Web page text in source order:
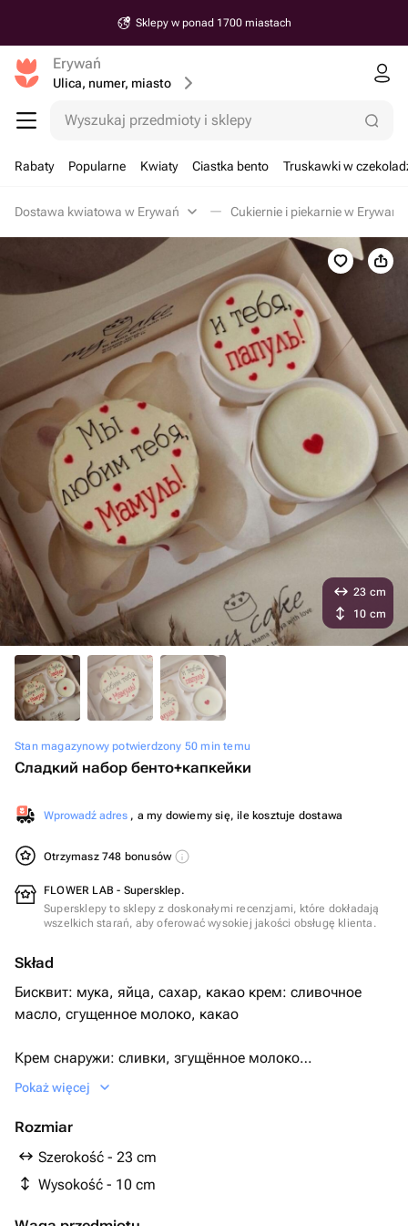
Sklepy w ponad 1700 miastach
Erywań
Ulica, numer, miasto
Wyszukaj przedmioty i sklepy
Rabaty Popularne Kwiaty Ciastka bento Truskawki w
Dostawa kwiatowa w Erywań Cukiernie i piekarnie w Erywań
Stan magazynowy potwierdzony 50 min temu
Сладкий набор бенто+капкейки
Wprowadź adres , a my dowiemy się, ile kosztuje dostawa
Otrzymasz 748 bonusów
FLOWER LAB - Supersklep.
Supersklepy to sklepy z doskonałymi recenzjami, które dokładają
wszelkich starań, aby oferować wysokiej jakości obsługę klienta.
Skład
Бисквит: мука, яйца, сахар, какао крем: сливочное
масло, сгущенное молоко, какао
Крем снаружи: сливки, згущённое молоко
2) ванильный бисквит, ванильный крем.
Pokaż więcej
Rozmiar
Szerokość - 23 cm
Wysokość - 10 cm
23 cm
10 cm